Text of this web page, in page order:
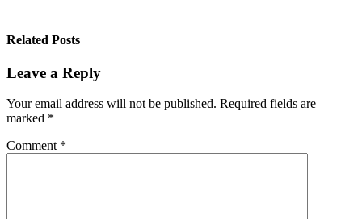
Related Posts
Leave a Reply
Your email address will not be published. Required fields are
marked *
Comment *